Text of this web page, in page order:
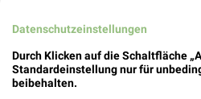
Audi Filialen &
Datenschutzeinstellungen
Durch Klicken auf die Schaltfläche
Standardeinstellung nur für
beibehalten.